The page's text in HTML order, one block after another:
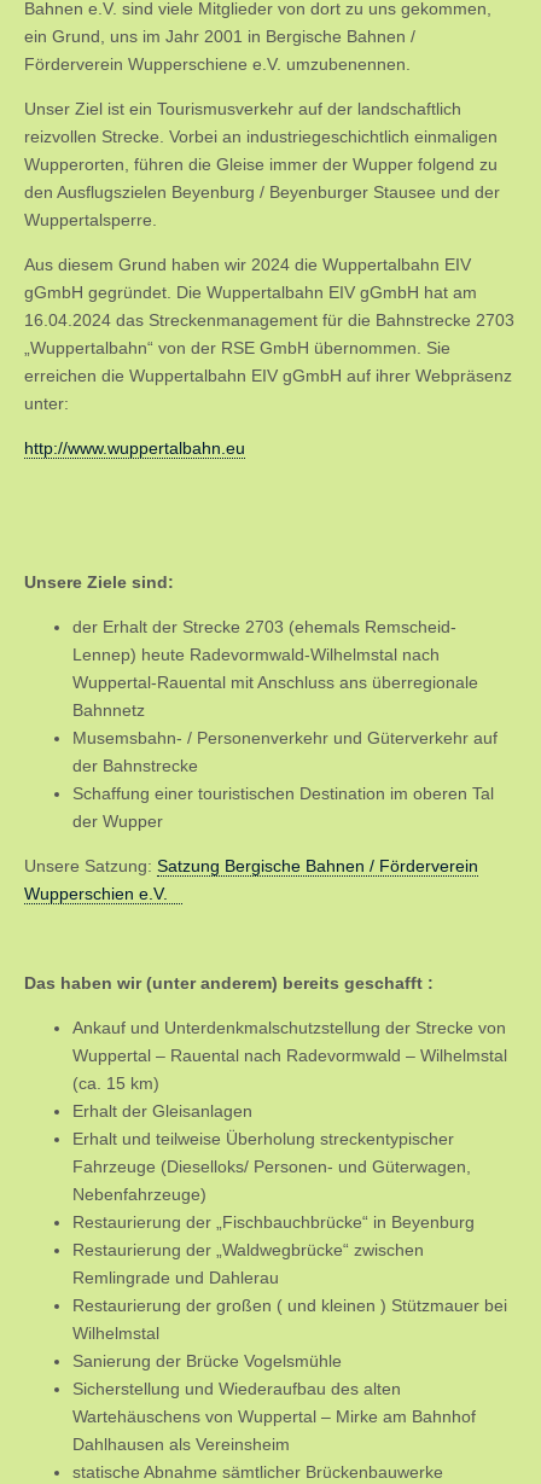
Bahnen e.V. sind viele Mitglieder von dort zu uns gekommen,
ein Grund, uns im Jahr 2001 in Bergische Bahnen /
Förderverein Wupperschiene e.V. umzubenennen.
Unser Ziel ist ein Tourismusverkehr auf der landschaftlich
reizvollen Strecke. Vorbei an industriegeschichtlich einmaligen
Wupperorten, führen die Gleise immer der Wupper folgend zu
den Ausflugszielen Beyenburg / Beyenburger Stausee und der
Wuppertalsperre.
Aus diesem Grund haben wir 2024 die Wuppertalbahn EIV
gGmbH gegründet. Die Wuppertalbahn EIV gGmbH hat am
16.04.2024 das Streckenmanagement für die Bahnstrecke 2703
„Wuppertalbahn“ von der RSE GmbH übernommen. Sie
erreichen die Wuppertalbahn EIV gGmbH auf ihrer Webpräsenz
unter:
http://www.wuppertalbahn.eu
Unsere Ziele sind:
der Erhalt der Strecke 2703 (ehemals Remscheid-
Lennep) heute Radevormwald-Wilhelmstal nach
Wuppertal-Rauental mit Anschluss ans überregionale
Bahnnetz
Musemsbahn- / Personenverkehr und Güterverkehr auf
der Bahnstrecke
Schaffung einer touristischen Destination im oberen Tal
der Wupper
Unsere Satzung: Satzung Bergische Bahnen / Förderverein
Wupperschien e.V.
Das haben wir (unter anderem) bereits geschafft :
Ankauf und Unterdenkmalschutzstellung der Strecke von
Wuppertal – Rauental nach Radevormwald – Wilhelmstal
(ca. 15 km)
Erhalt der Gleisanlagen
Erhalt und teilweise Überholung streckentypischer
Fahrzeuge (Dieselloks/ Personen- und Güterwagen,
Nebenfahrzeuge)
Restaurierung der „Fischbauchbrücke“ in Beyenburg
Restaurierung der „Waldwegbrücke“ zwischen
Remlingrade und Dahlerau
Restaurierung der großen ( und kleinen ) Stützmauer bei
Wilhelmstal
Sanierung der Brücke Vogelsmühle
Sicherstellung und Wiederaufbau des alten
Wartehäuschens von Wuppertal – Mirke am Bahnhof
Dahlhausen als Vereinsheim
statische Abnahme sämtlicher Brückenbauwerke